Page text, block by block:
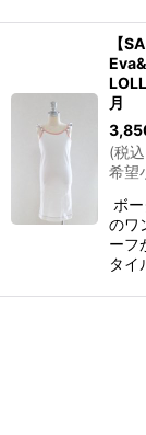
【
月
(税込
希望
ボ
のワ
ーフ
タイ